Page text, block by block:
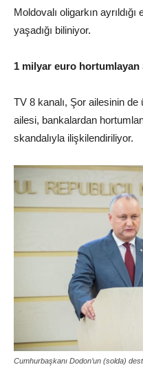
Moldovalı oligarkın
yaşadığı biliniyor.
1 milyar euro hortumlayan
TV 8 kanalı, Şor ailesinin de
ailesi, bankalardan
skandalıyla ilişkilendiriliyor.
Cumhurbaşkanı Dodon’un (solda)